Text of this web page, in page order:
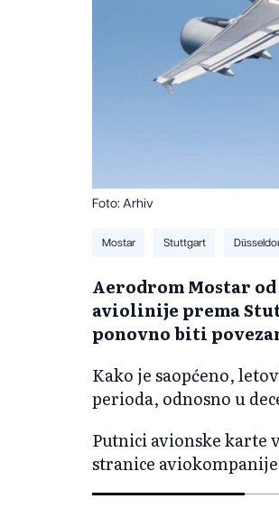
Foto: Arhiv
Mostar Stuttgart
Aerodrom Mostar
aviolinije prema
ponovno biti
Kako je saopćeno,
perioda, odnosno u
Putnici avionske karte
stranice